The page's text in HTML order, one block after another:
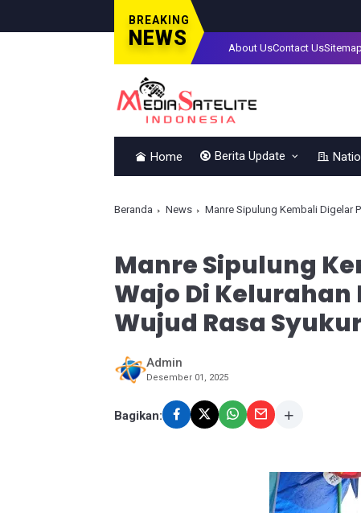
BREAKING
NEWS About UsContact UsSitemap
Home Berita Update
Beranda News Manre Sipulung Kembali Digelar
Manre Sipulung
Wajo Di
Wujud Rasa
Admin
Desember 01, 2025
Bagikan: